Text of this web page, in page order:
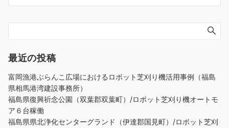
最近の投稿
富岡漁港ぶらんこ広場におけるロボット芝刈り機活用事例（福島
県相馬港湾建設事務所）
福島県復興祈念公園（双葉郡双葉町）/ロボット芝刈り機オートモ
ア６台稼働
福島県県北浄化センターグランド（伊達郡国見町）/ロボット芝刈